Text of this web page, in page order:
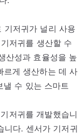
기저귀가 널리 사용
저귀를 생산할 수
산성과 효율성을 높
르게 생산하는 데 사
수 있는 스마트
저귀를 개발했습니
니다. 센서가 기저귀